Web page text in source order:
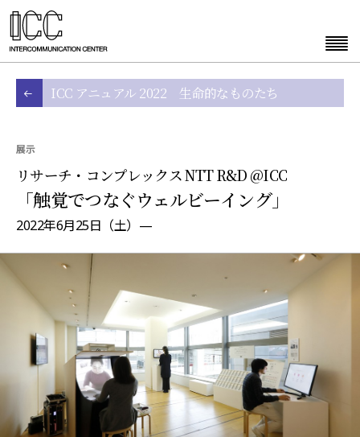
ICC アニュアル 2022 生命的なものたち
展示
リサーチ・コンプレックス NTT R&D @ICC
「触覚でつなぐウェルビーイング」
2022年6月25日（土）—